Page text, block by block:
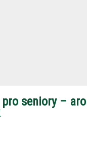
pro seniory –